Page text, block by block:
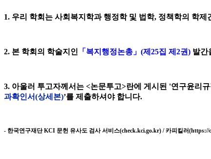
1. 우리 학회는 사회복지학과 행정학 및 법학, 정책학의 학제
2. 본 학회의 학술지인 「 복지행정논총 」 (제 25집 제 2권) 발간
3. 아울러 투고자께서는 <논문투고>란에 게시된 '연구윤리
과확인서(상세본)’를 제출하셔야 합니다.
- 한국연구재단KCI 문헌 유사도 검사 서비스(check.kci.go.kr) /카피킬러(https://